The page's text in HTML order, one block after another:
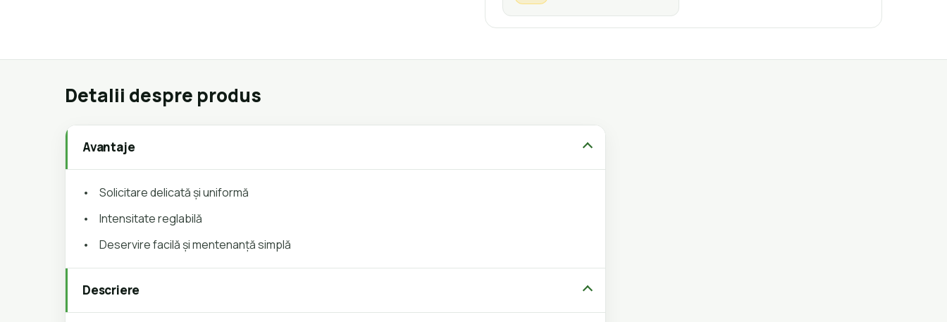
Detalii despre produs
Avantaje
•
Solicitare delicată și uniformă
•
Intensitate reglabilă
•
Deservire facilă și mentenanță simplă
Descriere